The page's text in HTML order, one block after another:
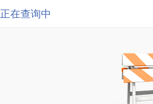
正在查询中